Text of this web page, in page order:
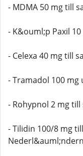
- MDMA 50 mg till
- K&ouml;p Paxil
- Celexa 40 mg till
- Tramadol 100
- Rohypnol 2 mg
- Tilidin 100/8 mg